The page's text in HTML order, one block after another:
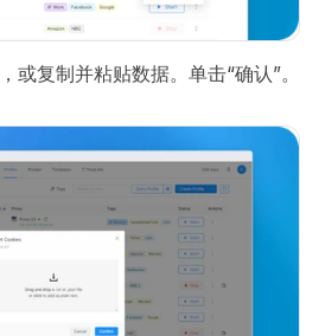
复制并粘贴数据。单击“确认”。